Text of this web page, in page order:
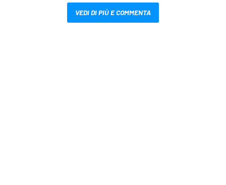
VEDI DI PIÙ E COMMENTA